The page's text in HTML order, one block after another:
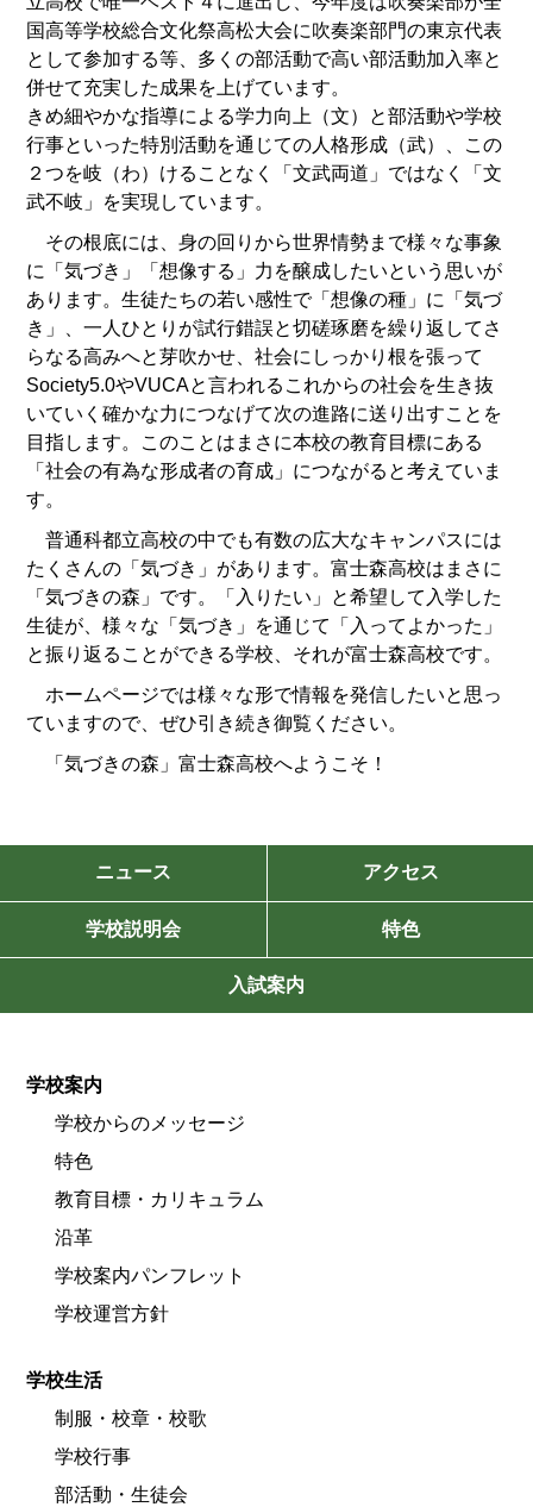
国高等学校総合文化祭高松大会に吹奏楽部門の東京代表
として参加する等、多くの部活動で高い部活動加入率と
併せて充実した成果を上げています。
きめ細やかな指導による学力向上（文）と部活動や学校
行事といった特別活動を通じての人格形成（武）、この
２つを岐（わ）けることなく「文武両道」ではなく「文
武不岐」を実現しています。
その根底には、身の回りから世界情勢まで様々な事象
に「気づき」「想像する」力を醸成したいという思いが
あります。生徒たちの若い感性で「想像の種」に「気づ
き」、一人ひとりが試行錯誤と切磋琢磨を繰り返してさ
らなる高みへと芽吹かせ、社会にしっかり根を張って
Society5.0やVUCAと言われるこれからの社会を生き抜
いていく確かな力につなげて次の進路に送り出すことを
目指します。このことはまさに本校の教育目標にある
「社会の有為な形成者の育成」につながると考えていま
す。
普通科都立高校の中でも有数の広大なキャンパスには
たくさんの「気づき」があります。富士森高校はまさに
「気づきの森」です。「入りたい」と希望して入学した
生徒が、様々な「気づき」を通じて「入ってよかった」
と振り返ることができる学校、それが富士森高校です。
ホームページでは様々な形で情報を発信したいと思っ
ていますので、ぜひ引き続き御覧ください。
「気づきの森」富士森高校へようこそ！
ニュース アクセス
学校説明会 特色
入試案内
学校案内
学校からのメッセージ
特色
教育目標・カリキュラム
沿革
学校案内パンフレット
学校運営方針
学校生活
制服・校章・校歌
学校行事
部活動・生徒会